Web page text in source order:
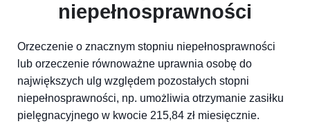
niepełnosprawności
Orzeczenie o znacznym stopniu niepełnosprawności
lub orzeczenie równoważne uprawnia osobę do
największych ulg względem pozostałych stopni
niepełnosprawności, np. umożliwia otrzymanie zasiłku
pielęgnacyjnego w kwocie 215,84 zł miesięcznie.